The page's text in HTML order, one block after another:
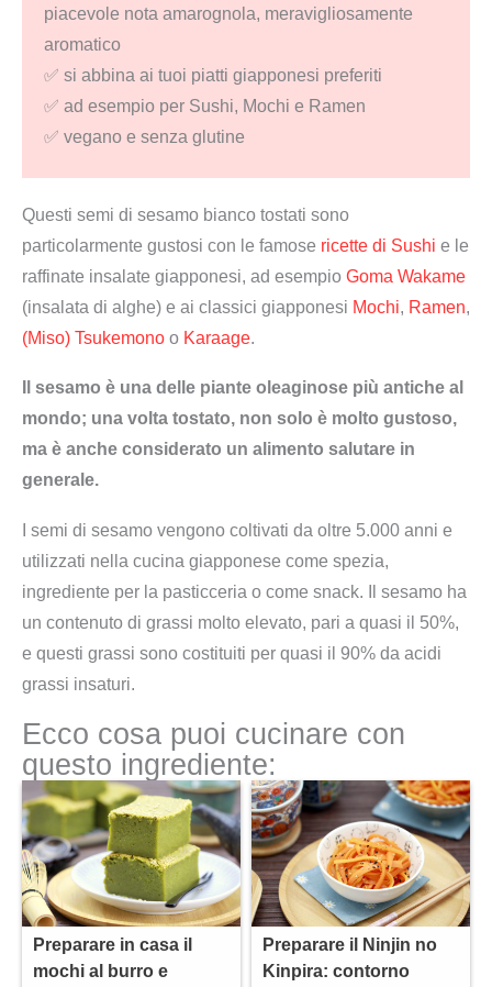
piacevole nota amarognola, meravigliosamente
aromatico
✅ si abbina ai tuoi piatti giapponesi preferiti
✅ ad esempio per Sushi, Mochi e Ramen
✅ vegano e senza glutine
Questi semi di sesamo bianco tostati sono
particolarmente gustosi con le famose ricette di Sushi e le
raffinate insalate giapponesi, ad esempio Goma Wakame
(insalata di alghe) e ai classici giapponesi Mochi, Ramen,
(Miso) Tsukemono o Karaage.
Il sesamo è una delle piante oleaginose più antiche al
mondo; una volta tostato, non solo è molto gustoso,
ma è anche considerato un alimento salutare in
generale.
I semi di sesamo vengono coltivati da oltre 5.000 anni e
utilizzati nella cucina giapponese come spezia,
ingrediente per la pasticceria o come snack. Il sesamo ha
un contenuto di grassi molto elevato, pari a quasi il 50%,
e questi grassi sono costituiti per quasi il 90% da acidi
grassi insaturi.
Ecco cosa puoi cucinare con
questo ingrediente:
Preparare in casa il
mochi al burro e
Preparare il Ninjin no
Kinpira: contorno